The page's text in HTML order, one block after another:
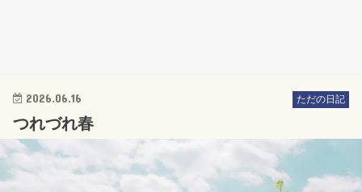
ただの日記
2026.06.16
つれづれ春